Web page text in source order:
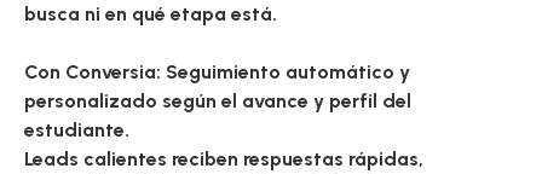
busca ni en qué etapa está.
Con Conversia: Seguimiento automático y
personalizado según el avance y perfil del
estudiante.
Leads calientes reciben respuestas rápidas,